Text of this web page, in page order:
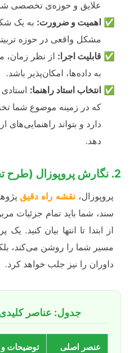
علایق و حوزه‌ی تخصصی
اهمیت و ضرورت: به یک
مشکل واقعی در حوزه
قابلیت اجرا: از نظر زمان،
به داده‌ها، امکان‌پذیر باشد.
انتخاب استاد راهنما: استادی
که در زمینه موضوع شما
دارد و بتواند راهنمایی‌های
دهد.
2. نگارش پروپوزال (طرح تحقیق)
پروپوزال، نقشه راه دقیق
سند، شما باید تمام جزئیات
از ابتدا تا انتها بیان کنید. یک
مسیر شما را روشن می‌کند،
داوران را نیز جلب خواهد کرد.
جدول: عناصر
عنصر اصلی توضیحات